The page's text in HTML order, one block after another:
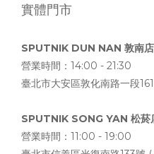
實體門市
SPUTNIK DUN NAN 敦南店
營業時間：14:00 - 21:30
臺北市大安區敦化南路一段
SPUTNIK SONG YAN 松菸
營業時間：11:00 - 19:00